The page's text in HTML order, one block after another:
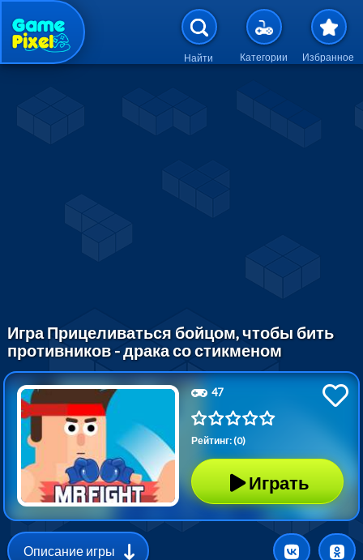
Перейти к основному
Найти Категории Избранное
Игра Прицеливаться бойцом, чтобы бить
противников - драка со стикменом
47
Рейтинг: (0)
Играть
Описание игры